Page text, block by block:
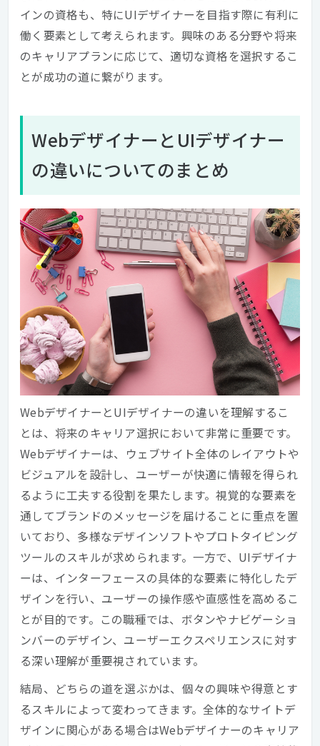
インの資格も、特にUIデザイナーを目指す際に有利に
働く要素として考えられます。興味のある分野や将来
のキャリアプランに応じて、適切な資格を選択するこ
とが成功の道に繋がります。
WebデザイナーとUIデザイナー
の違いについてのまとめ
WebデザイナーとUIデザイナーの違いを理解するこ
とは、将来のキャリア選択において非常に重要です。
Webデザイナーは、ウェブサイト全体のレイアウトや
ビジュアルを設計し、ユーザーが快適に情報を得られ
るように工夫する役割を果たします。視覚的な要素を
通してブランドのメッセージを届けることに重点を置
いており、多様なデザインソフトやプロトタイピング
ツールのスキルが求められます。一方で、UIデザイナ
ーは、インターフェースの具体的な要素に特化したデ
ザインを行い、ユーザーの操作感や直感性を高めるこ
とが目的です。この職種では、ボタンやナビゲーショ
ンバーのデザイン、ユーザーエクスペリエンスに対す
る深い理解が重要視されています。
結局、どちらの道を選ぶかは、個々の興味や得意とす
るスキルによって変わってきます。全体的なサイトデ
ザインに関心がある場合はWebデザイナーのキャリア